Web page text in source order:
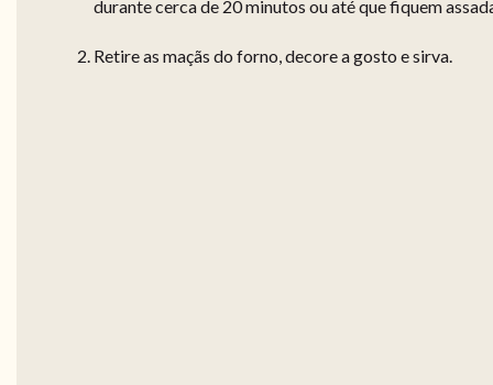
durante cerca de 20 minutos ou até que fiquem
Retire as maçãs do forno, decore a gosto e sirva.